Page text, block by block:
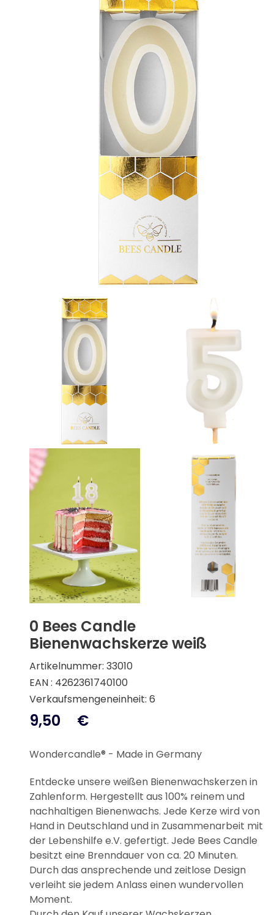
0 Bees Candle
Bienenwachskerze weiß
Artikelnummer: 33010
EAN : 4262361740100
Verkaufsmengeneinheit: 6
9,50 €
Wondercandle® - Made in Germany
Entdecke unsere weißen Bienenwachskerzen in
Zahlenform. Hergestellt aus 100% reinem und
nachhaltigen Bienenwachs. Jede Kerze wird von
Hand in Deutschland und in Zusammenarbeit mit
der Lebenshilfe e.V. gefertigt. Jede Bees Candle
besitzt eine Brenndauer von ca. 20 Minuten.
Durch das ansprechende und zeitlose Design
verleiht sie jedem Anlass einen wundervollen
Moment.